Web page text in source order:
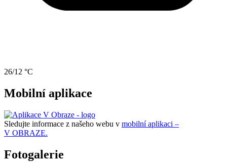
26/12 °C
Mobilní aplikace
Sledujte informace z našeho webu v mobilní aplikaci –
V OBRAZE.
Fotogalerie